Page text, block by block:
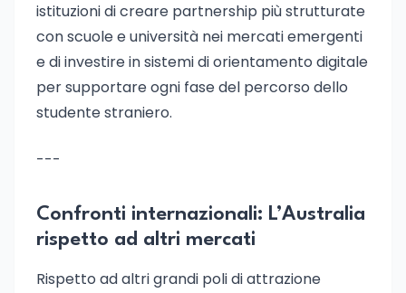
istituzioni di creare partnership più strutturate
con scuole e università nei mercati emergenti
e di investire in sistemi di orientamento digitale
per supportare ogni fase del percorso dello
studente straniero.
---
Confronti internazionali: L’Australia
rispetto ad altri mercati
Rispetto ad altri grandi poli di attrazione